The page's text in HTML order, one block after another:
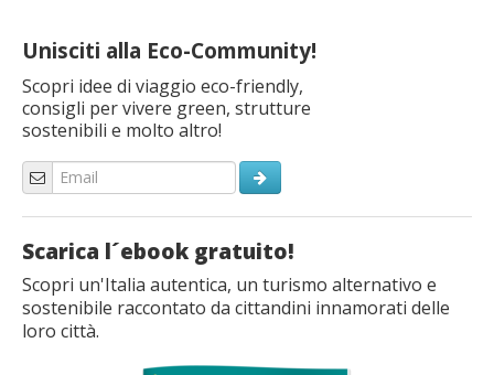
Unisciti alla Eco-Community!
Scopri idee di viaggio eco-friendly,
consigli per vivere green, strutture
sostenibili e molto altro!
Scarica l´ebook gratuito!
Scopri un'Italia autentica, un turismo alternativo e
sostenibile raccontato da cittandini innamorati delle
loro città.